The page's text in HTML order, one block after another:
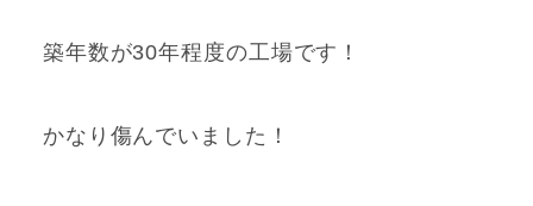
築年数が30年程度の工場です！
かなり傷んでいました！